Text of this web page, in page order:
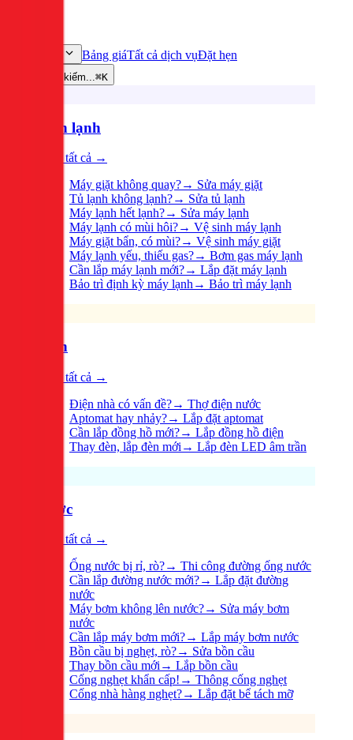
Bảng giáTất cả dịch vụĐặt hẹn
Tìm kiếm...⌘K
Điện lạnh
Xem tất cả →
Máy giặt không quay?→ Sửa máy giặt
Tủ lạnh không lạnh?→ Sửa tủ lạnh
Máy lạnh hết lạnh?→ Sửa máy lạnh
Máy lạnh có mùi hôi?→ Vệ sinh máy lạnh
Máy giặt bẩn, có mùi?→ Vệ sinh máy giặt
Máy lạnh yếu, thiếu gas?→ Bơm gas máy lạnh
Cần lắp máy lạnh mới?→ Lắp đặt máy lạnh
Bảo trì định kỳ máy lạnh→ Bảo trì máy lạnh
Điện
Xem tất cả →
Điện nhà có vấn đề?→ Thợ điện nước
Aptomat hay nhảy?→ Lắp đặt aptomat
Cần lắp đồng hồ mới?→ Lắp đồng hồ điện
Thay đèn, lắp đèn mới → Lắp đèn LED âm trần
Nước
Xem tất cả →
Ống nước bị rỉ, rò?→ Thi công đường ống nước
Cần lắp đường nước mới?→ Lắp đặt đường
nước
Máy bơm không lên nước?→ Sửa máy bơm
nước
Cần lắp máy bơm mới?→ Lắp máy bơm nước
Bồn cầu bị nghẹt, rò?→ Sửa bồn cầu
Thay bồn cầu mới → Lắp bồn cầu
Cống nghẹt khẩn cấp! → Thông cống nghẹt
Cống nhà hàng nghẹt?→ Lắp đặt bể tách mỡ